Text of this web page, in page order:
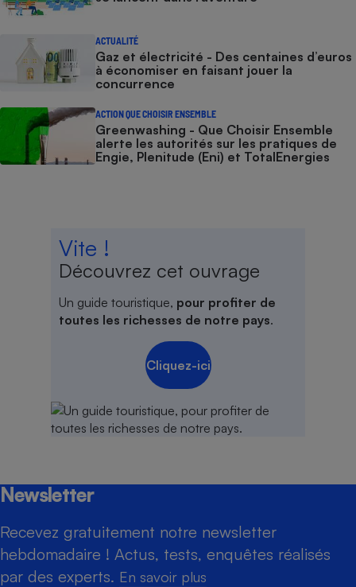
ACTUALITÉ
Gaz et électricité - Des centaines d’euros
à économiser en faisant jouer la
concurrence
ACTION QUE CHOISIR ENSEMBLE
Greenwashing - Que Choisir Ensemble
alerte les autorités sur les pratiques de
Engie, Plenitude (Eni) et TotalEnergies
Vite !
Découvrez cet ouvrage
Un guide touristique, pour profiter de
toutes les richesses de notre pays.
Cliquez-ici
Newsletter
Recevez gratuitement notre newsletter
hebdomadaire ! Actus, tests, enquêtes réalisés
par des experts. En savoir plus